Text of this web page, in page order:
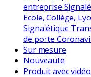
entreprise
Ecole, Collège,
Signalétique
de porte
Sur mesure
Nouveauté
Produit avec vidéo